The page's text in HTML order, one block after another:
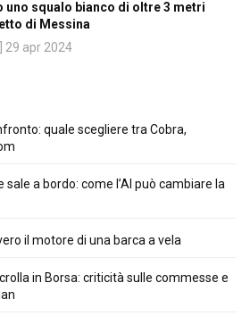
uno squalo bianco di oltre 3 metri
di Messina
29 apr 2024
quale scegliere tra Cobra,
sale a bordo: come l’AI può cambiare la
il motore di una barca a vela
in Borsa: criticità sulle commesse e